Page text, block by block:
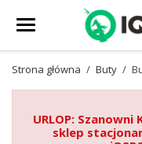
Strona główna Buty
URLOP:
sklep